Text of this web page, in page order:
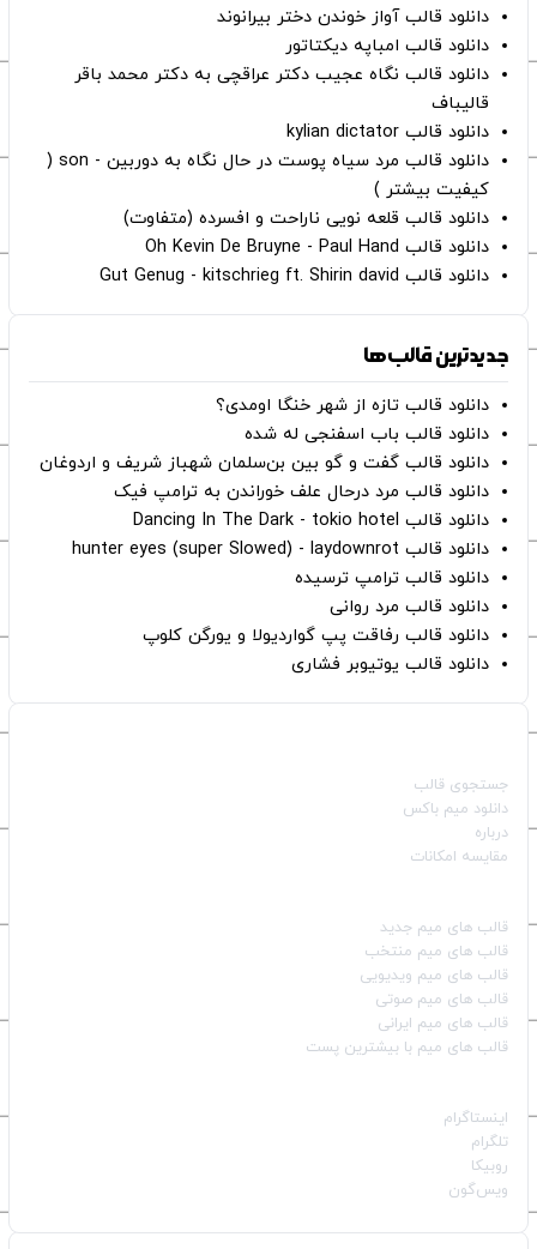
دانلود قالب آواز خوندن دختر بیرانوند
دانلود قالب امباپه دیکتاتور
دانلود قالب نگاه عجیب دکتر عراقچی به دکتر محمد باقر
قالیباف
دانلود قالب kylian dictator
دانلود قالب مرد سیاه پوست در حال نگاه به دوربین - son (
کیفیت بیشتر )
دانلود قالب قلعه نویی ناراحت و افسرده (متفاوت)
دانلود قالب Oh Kevin De Bruyne - Paul Hand
دانلود قالب Gut Genug - kitschrieg ft. Shirin david
جدیدترین قالب‌ها
دانلود قالب تازه از شهر خنگا اومدی؟
دانلود قالب باب اسفنجی له شده
دانلود قالب گفت و گو بین بن‌سلمان شهباز شریف و اردوغان
دانلود قالب مرد درحال علف خوراندن به ترامپ فیک
دانلود قالب Dancing In The Dark - tokio hotel
دانلود قالب hunter eyes (super Slowed) - laydownrot
دانلود قالب ترامپ ترسیده
دانلود قالب مرد روانی
دانلود قالب رفاقت پپ گواردیولا و یورگن کلوپ
دانلود قالب یوتیوبر فشاری
جستجوی قالب
دانلود میم باکس
درباره
مقایسه امکانات
قالب‌ های میم جدید
قالب‌ های میم منتخب
قالب‌ های میم ویدیویی
قالب‌ های میم صوتی
قالب‌ های میم ایرانی
قالب‌ های میم با بیشترین پست
اینستاگرام
تلگرام
روبیکا
ویس‌گون